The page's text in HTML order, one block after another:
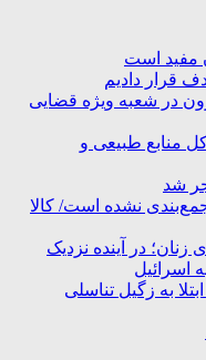
مفید است
قرار دادیم
در شعبه ویژه قضایی
منابع طبیعی و
شد
نشده است/ کالا
در آینده نزدیک
اسرائیل
به زگیل تناسلی